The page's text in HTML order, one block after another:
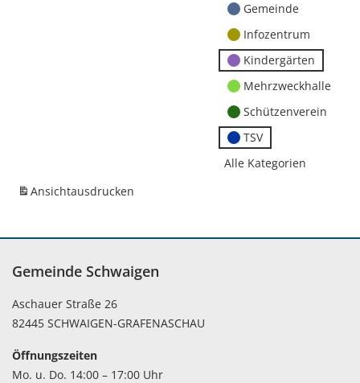
Gemeinde
Infozentrum
Kindergärten
Mehrzweckhalle
Schützenverein
TSV
Alle Kategorien
Ansichtausdrucken
Gemeinde Schwaigen
Aschauer Straße 26
82445 SCHWAIGEN-GRAFENASCHAU
Öffnungszeiten
Mo. u. Do. 14:00 – 17:00 Uhr